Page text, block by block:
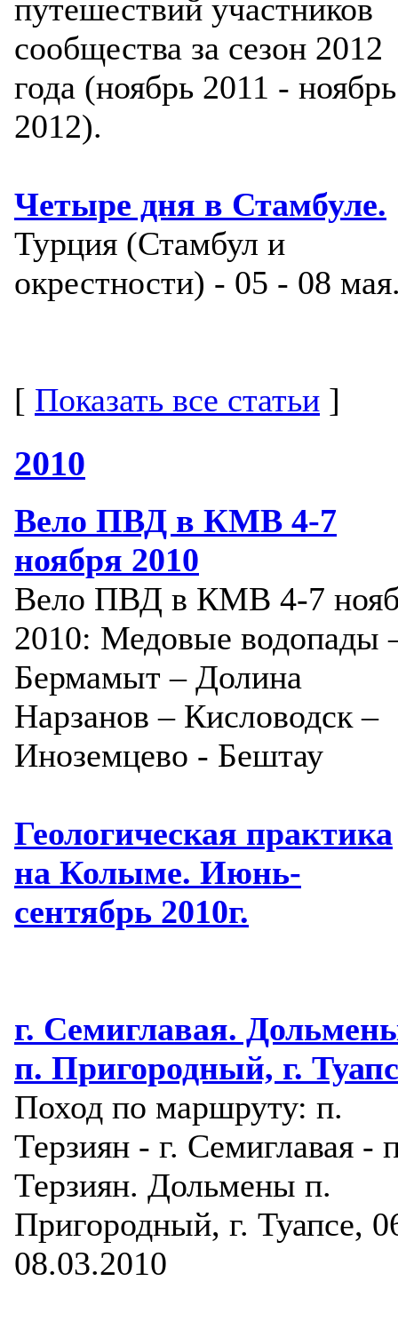
путешествий участников
сообщества за сезон 2012
года (ноябрь 2011 - ноябрь
2012).
Четыре дня в Стамбуле.
Турция (Стамбул и
окрестности) - 05 - 08
[ Показать все статьи ]
2010
Вело ПВД в КМВ 4-7
ноября 2010
Вело ПВД в КМВ 4-7
2010: Медовые водопады
Бермамыт – Долина
Нарзанов – Кисловодск –
Иноземцево - Бештау
Геологическая практика
на Колыме. Июнь-
сентябрь 2010г.
г. Семиглавая.
п. Пригородный, г.
Поход по маршруту: п.
Терзиян - г. Семиглавая -
Терзиян. Дольмены п.
Пригородный, г. Туапсе,
08.03.2010